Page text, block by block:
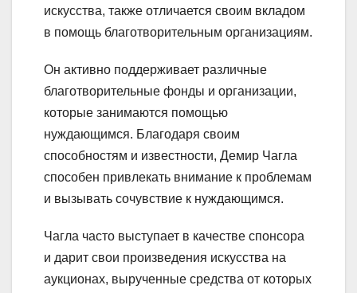
искусства, также отличается своим вкладом
в помощь благотворительным организациям.
Он активно поддерживает различные
благотворительные фонды и организации,
которые занимаются помощью
нуждающимся. Благодаря своим
способностям и известности, Демир Чагла
способен привлекать внимание к проблемам
и вызывать сочувствие к нуждающимся.
Чагла часто выступает в качестве спонсора
и дарит свои произведения искусства на
аукционах, вырученные средства от которых